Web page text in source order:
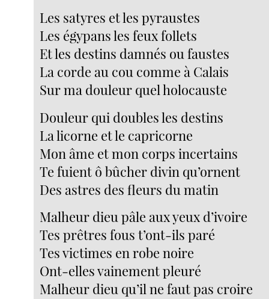
Les satyres et les pyraustes
Les égypans les feux follets
Et les destins damnés ou faustes
La corde au cou comme à Calais
Sur ma douleur quel holocauste
Douleur qui doubles les destins
La licorne et le capricorne
Mon âme et mon corps incertains
Te fuient ô bûcher divin qu’ornent
Des astres des fleurs du matin
Malheur dieu pâle aux yeux d’ivoire
Tes prêtres fous t’ont-ils paré
Tes victimes en robe noire
Ont-elles vainement pleuré
Malheur dieu qu’il ne faut pas croire